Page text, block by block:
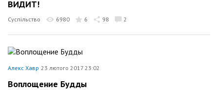
ВИДИТ!
Суспільство 6980 6 98 2
Алекс Хавр 23 лютого 2017 23:02
Воплощение Будды